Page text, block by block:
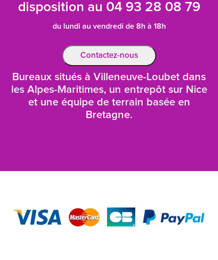
disposition au 04 93 28 08 79
du lundi au vendredi de 8h à 18h
Contactez-nous
Bureaux situés à Villeneuve-Loubet dans
les Alpes-Maritimes, un entrepôt sur Nice
et une équipe de terrain basée en
Bretagne.